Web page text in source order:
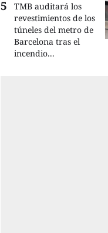
TMB auditará los
revestimientos de los
túneles del metro de
Barcelona tras el
incendio...